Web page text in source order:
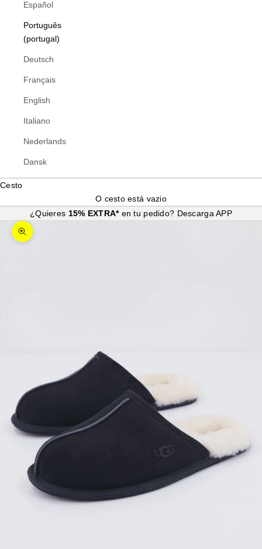
Español
Português
(portugal)
Deutsch
Français
English
Italiano
Nederlands
Dansk
Cesto
O cesto está vazio
¿Quieres 15% EXTRA* en tu pedido? Descarga APP
Ampliar